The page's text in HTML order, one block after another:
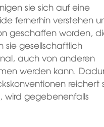
sie sich auf eine
fernerhin verstehen
geschaffen worden,
sie gesellschaftlich
auch von anderen
werden kann.
reichert
wird gegebenenfalls